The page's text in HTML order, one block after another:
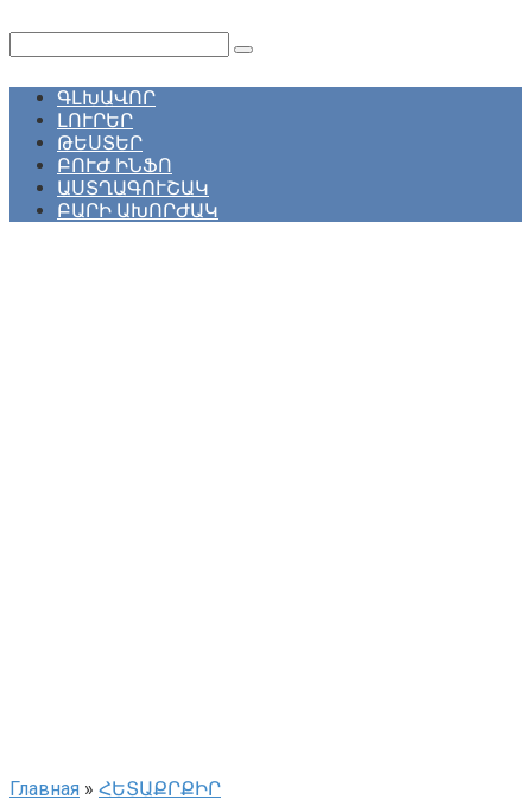
контенту
ԳԼԽԱՎՈՐ
ԼՈՒՐԵՐ
ԹԵՍՏԵՐ
ԲՈՒԺ ԻՆՖՈ
ԱՍՏՂԱԳՈՒՇԱԿ
ԲԱՐԻ ԱԽՈՐԺԱԿ
Главная » ՀԵՏԱՔՐՔԻՐ